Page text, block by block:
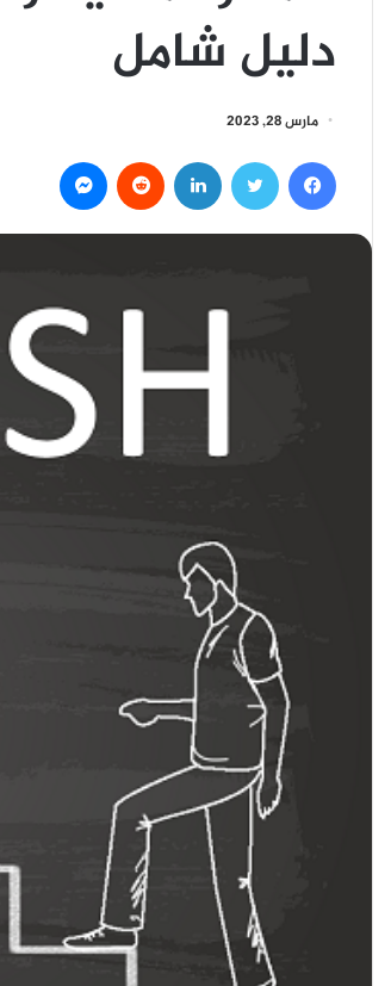
دليل شامل
مارس 28, 2023
فيسبوك تويتر لينكدإن